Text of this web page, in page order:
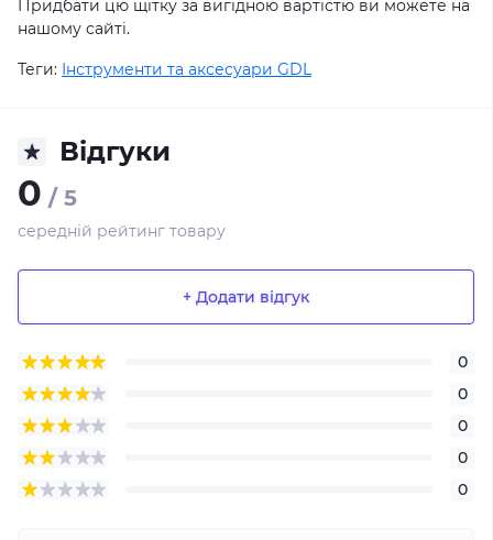
Придбати цю щітку за вигідною вартістю ви можете на
нашому сайті.
Теги: Інструменти та аксесуари GDL
Відгуки
0 / 5
середній рейтинг товару
+ Додати відгук
0
0
0
0
0